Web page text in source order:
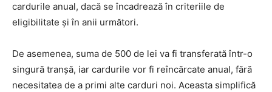
cardurile anual, dacă se încadrează în criteriile de
eligibilitate și în anii următori.
De asemenea, suma de 500 de lei va fi transferată într-o
singură tranșă, iar cardurile vor fi reîncărcate anual, fără
necesitatea de a primi alte carduri noi. Aceasta simplifică